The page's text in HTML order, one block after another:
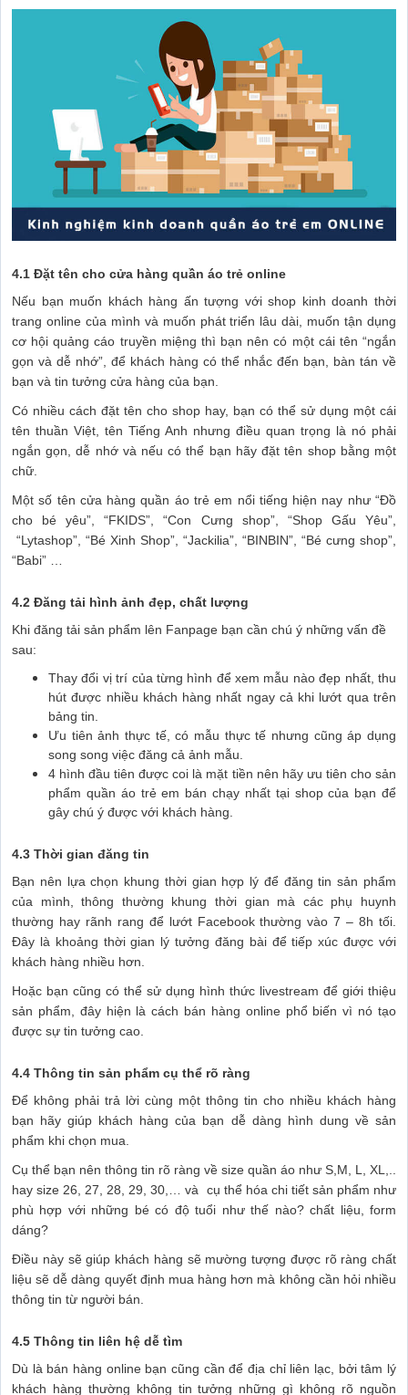
4.1 Đặt tên cho cửa hàng quần áo trẻ online
Nếu bạn muốn khách hàng ấn tượng với shop kinh doanh thời
trang online của mình và muốn phát triển lâu dài, muốn tận dụng
cơ hội quảng cáo truyền miệng thì bạn nên có một cái tên “ngắn
gọn và dễ nhớ”, để khách hàng có thể nhắc đến bạn, bàn tán về
bạn và tin tưởng cửa hàng của bạn.
Có nhiều cách đặt tên cho shop hay, bạn có thể sử dụng một cái
tên thuần Việt, tên Tiếng Anh nhưng điều quan trọng là nó phải
ngắn gọn, dễ nhớ và nếu có thể bạn hãy đặt tên shop bằng một
chữ.
Một số tên cửa hàng quần áo trẻ em nổi tiếng hiện nay như “Đồ
cho bé yêu”, “FKIDS”, “Con Cưng shop”, “Shop Gấu Yêu”,
“Lytashop”, “Bé Xinh Shop”, “Jackilia”, “BINBIN”, “Bé cưng shop”,
“Babi” …
4.2 Đăng tải hình ảnh đẹp, chất lượng
Khi đăng tải sản phẩm lên Fanpage bạn cần chú ý những vấn đề
sau:
Thay đổi vị trí của từng hình để xem mẫu nào đẹp nhất, thu
hút được nhiều khách hàng nhất ngay cả khi lướt qua trên
bảng tin.
Ưu tiên ảnh thực tế, có mẫu thực tế nhưng cũng áp dụng
song song việc đăng cả ảnh mẫu.
4 hình đầu tiên được coi là mặt tiền nên hãy ưu tiên cho sản
phẩm quần áo trẻ em bán chạy nhất tại shop của bạn để
gây chú ý được với khách hàng.
4.3 Thời gian đăng tin
Bạn nên lựa chọn khung thời gian hợp lý để đăng tin sản phẩm
của mình, thông thường khung thời gian mà các phụ huynh
thường hay rãnh rang để lướt Facebook thường vào 7 – 8h tối.
Đây là khoảng thời gian lý tưởng đăng bài để tiếp xúc được với
khách hàng nhiều hơn.
Hoặc bạn cũng có thể sử dụng hình thức livestream để giới thiệu
sản phẩm, đây hiện là cách bán hàng online phổ biến vì nó tạo
được sự tin tưởng cao.
4.4 Thông tin sản phẩm cụ thể rõ ràng
Để không phải trả lời cùng một thông tin cho nhiều khách hàng
bạn hãy giúp khách hàng của bạn dễ dàng hình dung về sản
phẩm khi chọn mua.
Cụ thể bạn nên thông tin rõ ràng về size quần áo như S,M, L, XL,..
hay size 26, 27, 28, 29, 30,… và cụ thể hóa chi tiết sản phẩm như
phù hợp với những bé có độ tuổi như thế nào? chất liệu, form
dáng?
Điều này sẽ giúp khách hàng sẽ mường tượng được rõ ràng chất
liệu sẽ dễ dàng quyết định mua hàng hơn mà không cần hỏi nhiều
thông tin từ người bán.
4.5 Thông tin liên hệ dễ tìm
Dù là bán hàng online bạn cũng cần để địa chỉ liên lạc, bởi tâm lý
khách hàng thường không tin tưởng những gì không rõ nguồn